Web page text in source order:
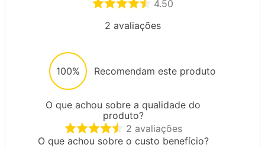
4.50
2 avaliações
100% Recomendam este produto
O que achou sobre a qualidade do
produto?
2 avaliações
O que achou sobre o custo benefício?